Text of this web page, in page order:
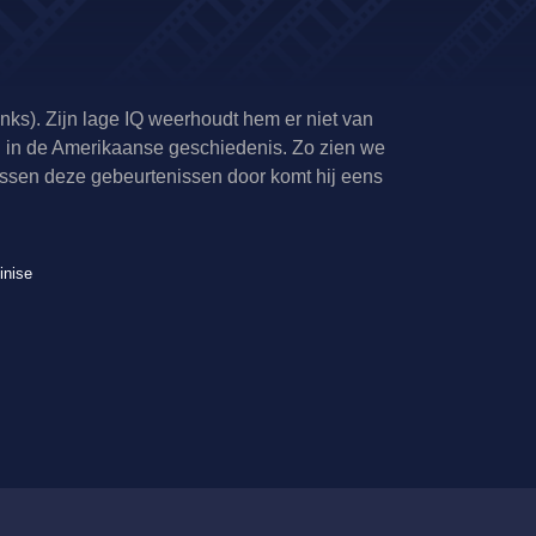
Zijn lage IQ weerhoudt hem er niet van
de Amerikaanse geschiedenis. Zo zien we
deze gebeurtenissen door komt hij eens